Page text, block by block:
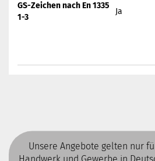
GS-Zeichen nach En 1335
1-3
Ja
Unsere Angebote gelten nur
Handwerk und Gewerbe in